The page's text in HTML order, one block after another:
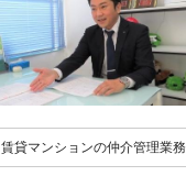
賃貸マンションの仲介管理業務